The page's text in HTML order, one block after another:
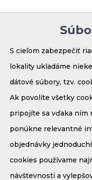
S cieľom zabezpečiť
lokality ukladáme
dátové súbory, tzv.
Ak povolíte všetky
pripojíte sa vďaka ním
ponúkne relevantné
objednávky
cookies používame
návštevnosti a
031